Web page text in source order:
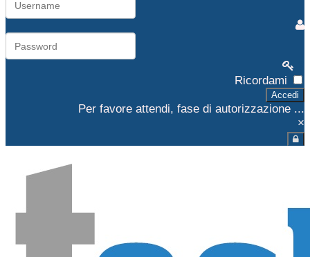
Ricordami
Accedi
Per favore attendi, fase di autorizzazione ...
×